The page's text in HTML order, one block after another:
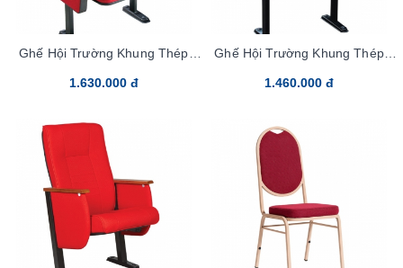
Ghế Hội Trường Khung Thép
1.630.000 đ
Ghế Hội Trường Khung Thép
1.460.000 đ